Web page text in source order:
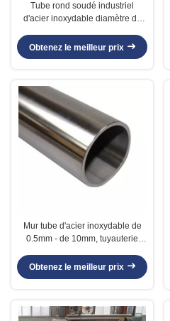
Tube rond soudé industriel
d'acier inoxydable diamètre de
Obtenez le meilleur prix
Mur tube d'acier inoxydable de
0.5mm - de 10mm, tuyauterie
pouces
Obtenez le meilleur prix